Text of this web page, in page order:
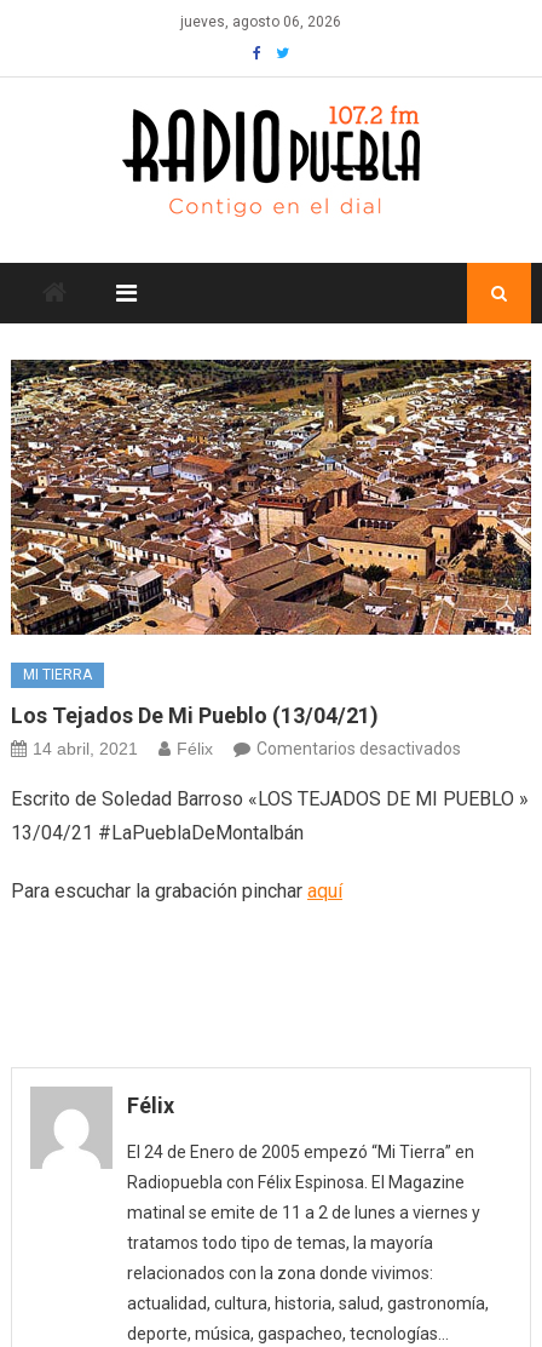
content
jueves, agosto 06, 2026
MI TIERRA
Los Tejados De Mi Pueblo (13/04/21)
14 abril, 2021 Félix Comentarios desactivadosen
tejados
Escrito de Soledad Barroso «LOS TEJADOS DE MI PUEBLO »
13/04/21 #LaPueblaDeMontalbán
Para escuchar la grabación pinchar aquí
Félix
El 24 de Enero de 2005 empezó “Mi Tierra” en
Radiopuebla con Félix Espinosa. El Magazine
matinal se emite de 11 a 2 de lunes a viernes y
tratamos todo tipo de temas, la mayoría
relacionados con la zona donde vivimos:
actualidad, cultura, historia, salud, gastronomía,
deporte, música, gaspacheo, tecnologías…